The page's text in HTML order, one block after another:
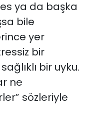
ya da başka
bile
yer
bir
bir uyku.
ne
sözleriyle